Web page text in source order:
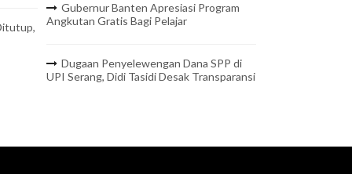
Gubernur Banten Apresiasi Program
Angkutan Gratis Bagi Pelajar
Dugaan Penyelewengan Dana SPP di
UPI Serang, Didi Tasidi Desak Transparansi